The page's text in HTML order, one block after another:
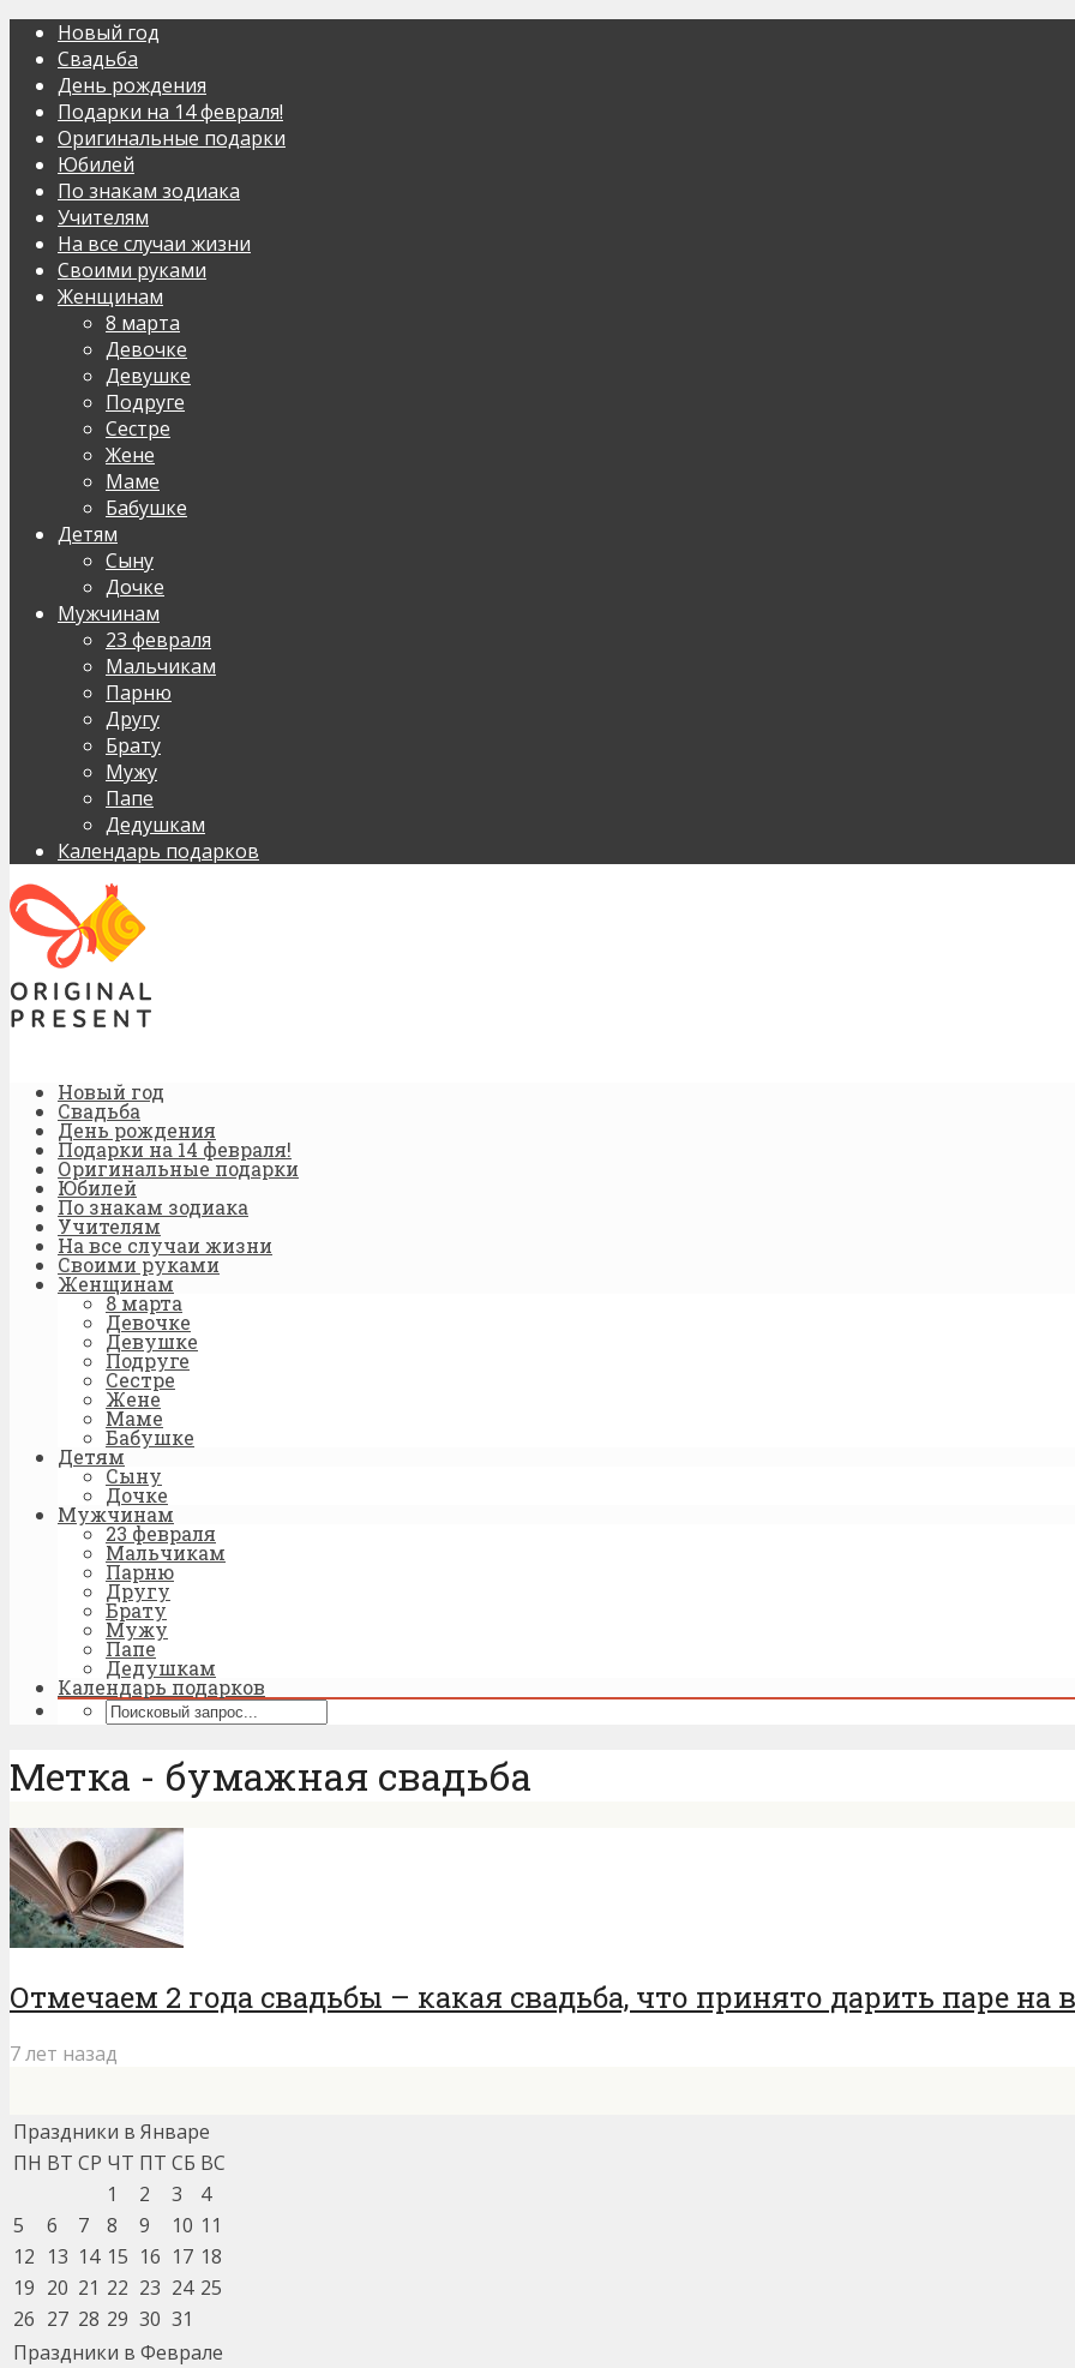
Новый год
Свадьба
День рождения
Подарки на 14 февраля!
Оригинальные подарки
Юбилей
По знакам зодиака
Учителям
На все случаи жизни
Своими руками
Женщинам
8 марта
Девочке
Девушке
Подруге
Сестре
Жене
Маме
Бабушке
Детям
Сыну
Дочке
Мужчинам
23 февраля
Мальчикам
Парню
Другу
Брату
Мужу
Папе
Дедушкам
Календарь подарков
Новый год
Свадьба
День рождения
Подарки на 14 февраля!
Оригинальные подарки
Юбилей
По знакам зодиака
Учителям
На все случаи жизни
Своими руками
Женщинам
8 марта
Девочке
Девушке
Подруге
Сестре
Жене
Маме
Бабушке
Детям
Сыну
Дочке
Мужчинам
23 февраля
Мальчикам
Парню
Другу
Брату
Мужу
Папе
Дедушкам
Календарь подарков
Метка - бумажная свадьба
Отмечаем 2 года свадьбы – какая свадьба, что принято дарить паре
7 лет назад
Праздники в Январе
ПН ВТ СР ЧТ ПТ СБ ВС
1
2 3
4
5
6 7 8 9 10 11
12 13 14 15 16 17 18
19 20 21 22 23 24 25
26 27 28 29 30 31
Праздники в Феврале